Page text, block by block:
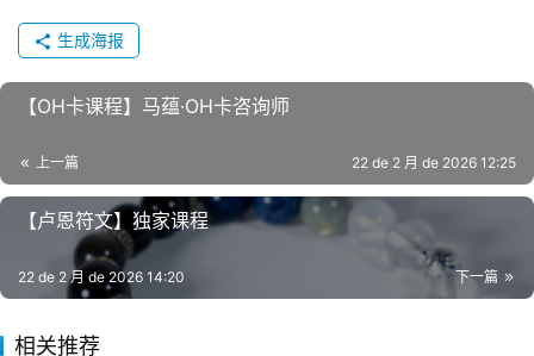
生成海报
【OH卡课程】马蕴·OH卡咨询师
上一篇 22 de 2 月 de 2026 12:25
【卢恩符文】独家课程
下一篇
22 de 2 月 de 2026 14:20
相关推荐